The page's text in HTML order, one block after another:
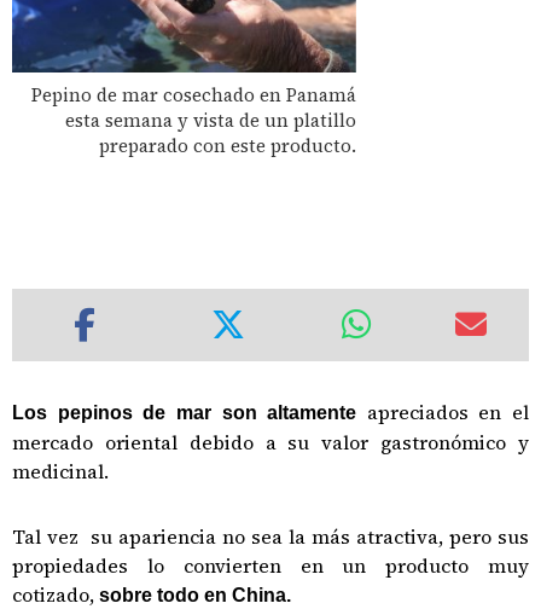
Pepino de mar cosechado en Panamá
esta semana y vista de un platillo
preparado con este producto.
Los pepinos de mar son altamente apreciados en el
mercado oriental debido a su valor gastronómico y
medicinal.
Tal vez su apariencia no sea la más atractiva, pero sus
propiedades lo convierten en un producto muy
cotizado, sobre todo en China.